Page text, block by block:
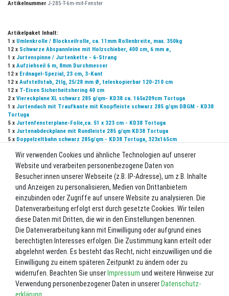
Artikelnummer J-285-T-6m-mit-Fenster
Artikelpaket Inhalt:
1 x Umlenkrolle / Blockseilrolle, ca. 11mm Rollenbreite, max. 350kg
12 x Schwarze Abspannleine mit Holzschieber, 400 cm, 6 mm ø,
1 x Jurtenspinne / Jurtenkette - 6-Strang
1 x Aufziehseil 6 m, 8mm Durchmesser
12 x Erdnagel-Spezial, 23 cm, 3-Kant
12 x Aufstellstab, 2tlg, 25/28 mm Ø, teleskopierbar 120-210 cm
12 x T-Eisen Sicherheitshering 40 cm
2 x Viereckplane XL schwarz 285 g/qm- KD38 ca. 165x209cm Tortuga
1 x Jurtendach mit Traufkante mit Knopfleiste schwarz 285 g/qm DBGM - KD38
Tortuga
5 x Jurtenfensterplane-Folie,ca. 51 x 323 cm - KD38 Tortuga
1 x Jurtenabdeckplane mit Rundleiste 285 g/qm KD38 Tortuga
5 x Doppelzeltbahn schwarz 285g/qm - KD38 Tortuga, 323x165cm
UVP 3.179,70 €
3.028,29 EUR*
Nicht lagernd. Bitte fragen Sie uns vor einer Bestellung. 02602-8727
In den Warenkorb
Wunschliste
* inkl. ges. MwSt. zzgl. Versandkosten
Wir verwenden Cookies und ähnliche Technologien auf unserer
Website und verarbeiten personenbezogene Daten von
Besucher:innen unserer Webseite (z.B. IP-Adresse), um z.B. Inhalte
und Anzeigen zu personalisieren, Medien von Drittanbietern
einzubinden oder Zugriffe auf unsere Website zu analysieren. Die
Datenverarbeitung erfolgt erst durch gesetzte Cookies. Wir teilen
diese Daten mit Dritten, die wir in den Einstellungen benennen.
Die Datenverarbeitung kann mit Einwilligung oder aufgrund eines
berechtigten Interesses erfolgen. Die Zustimmung kann erteilt oder
abgelehnt werden. Es besteht das Recht, nicht einzuwilligen und die
Einwilligung zu einem späteren Zeitpunkt zu ändern oder zu
widerrufen. Beachten Sie unser Impressum und weitere Hinweise zur
Verwendung personenbezogener Daten in unserer Daten­schutz­